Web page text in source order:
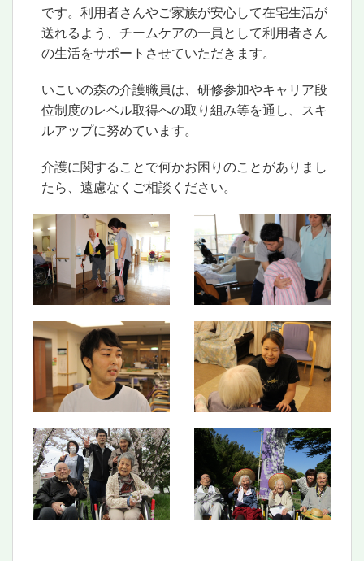
です。利用者さんやご家族が安心して在宅生活が
送れるよう、チームケアの一員として利用者さん
の生活をサポートさせていただきます。
いこいの森の介護職員は、研修参加やキャリア段
位制度のレベル取得への取り組み等を通し、スキ
ルアップに努めています。
介護に関することで何かお困りのことがありまし
たら、遠慮なくご相談ください。